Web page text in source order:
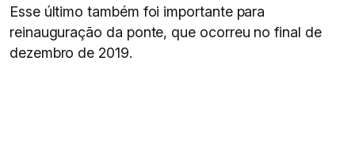
Esse último também foi importante para
reinauguração da ponte, que ocorreu no final de
dezembro de 2019.